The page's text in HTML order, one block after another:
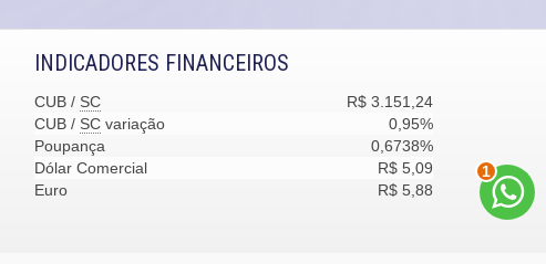
INDICADORES FINANCEIROS
CUB / SC
R$ 3.151,24
CUB / SC variação
0,95%
Poupança
0,6738%
Dólar Comercial
R$ 5,09
Euro
R$ 5,88